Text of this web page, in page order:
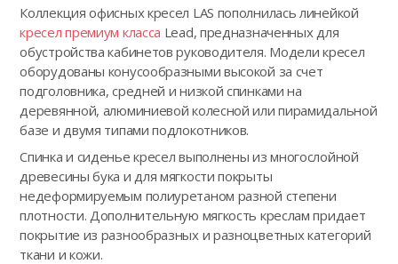
Коллекция офисных кресел LAS пополнилась линейкой
кресел премиум класса Lead, предназначенных для
обустройства кабинетов руководителя. Модели кресел
оборудованы конусообразными высокой за счет
подголовника, средней и низкой спинками на
деревянной, алюминиевой колесной или пирамидальной
базе и двумя типами подлокотников.
Спинка и сиденье кресел выполнены из многослойной
древесины бука и для мягкости покрыты
недеформируемым полиуретаном разной степени
плотности. Дополнительную мягкость креслам придает
покрытие из разнообразных и разноцветных категорий
ткани и кожи.